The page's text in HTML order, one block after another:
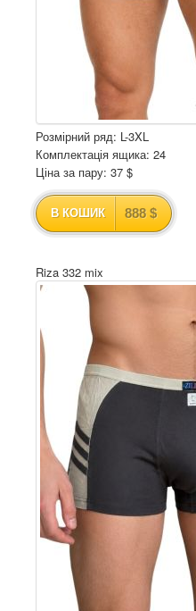
Розмірний ряд: L-3XL
Комплектація ящика: 24
Ціна за пару: 37 $
В КОШИК 888 $
Riza 332 mix